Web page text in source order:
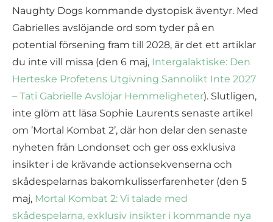
Naughty Dogs kommande dystopisk äventyr. Med
Gabrielles avslöjande ord som tyder på en
potential försening fram till 2028, är det ett artiklar
du inte vill missa (den 6 maj, Intergalaktiske: Den
Herteske Profetens Utgivning Sannolikt Inte 2027
– Tati Gabrielle Avslöjar Hemmeligheter). Slutligen,
inte glöm att läsa Sophie Laurents senaste artikel
om ’Mortal Kombat 2’, där hon delar den senaste
nyheten från Londonset och ger oss exklusiva
insikter i de krävande actionsekvenserna och
skådespelarnas bakomkulisserfarenheter (den 5
maj, Mortal Kombat 2: Vi talade med
skådespelarna, exklusiv insikter i kommande nya